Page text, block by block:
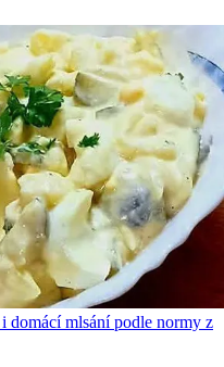
domácí mlsání podle normy z